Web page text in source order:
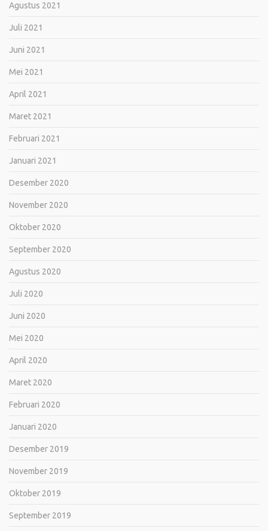
Agustus 2021
Juli 2021
Juni 2021
Mei 2021
April 2021
Maret 2021
Februari 2021
Januari 2021
Desember 2020
November 2020
Oktober 2020
September 2020
Agustus 2020
Juli 2020
Juni 2020
Mei 2020
April 2020
Maret 2020
Februari 2020
Januari 2020
Desember 2019
November 2019
Oktober 2019
September 2019